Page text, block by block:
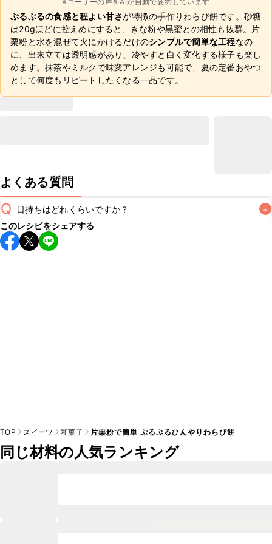
ぷるぷるの食感と程よい甘さが特徴の手作りわらび餅です。砂糖
は20gほどに控えめにすると、きな粉や黒蜜との相性も抜群。片
栗粉と水を混ぜて火にかけるだけのシンプルで簡単な工程なの
に、出来立ては透明感があり、冷やすと白く変化する様子も楽し
めます。抹茶やミルクで味変アレンジも可能で、夏の定番おやつ
として何度もリピートしたくなる一品です。
よくある質問
Q 日持ちはどれくらいですか？ +
保存期間は冷蔵で当日中が目安です。なるべくお早めにお召
し上がりください。
このレシピをシェアする
TOP スイーツ 和菓子 片栗粉で簡単 ぷるぷるひんやりわらび餅
同じ材料の人気ランキング